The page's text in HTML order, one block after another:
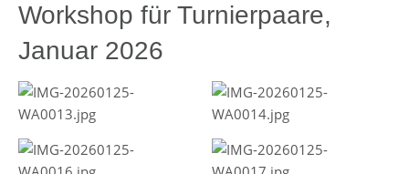
Workshop für Turnierpaare,
Januar 2026